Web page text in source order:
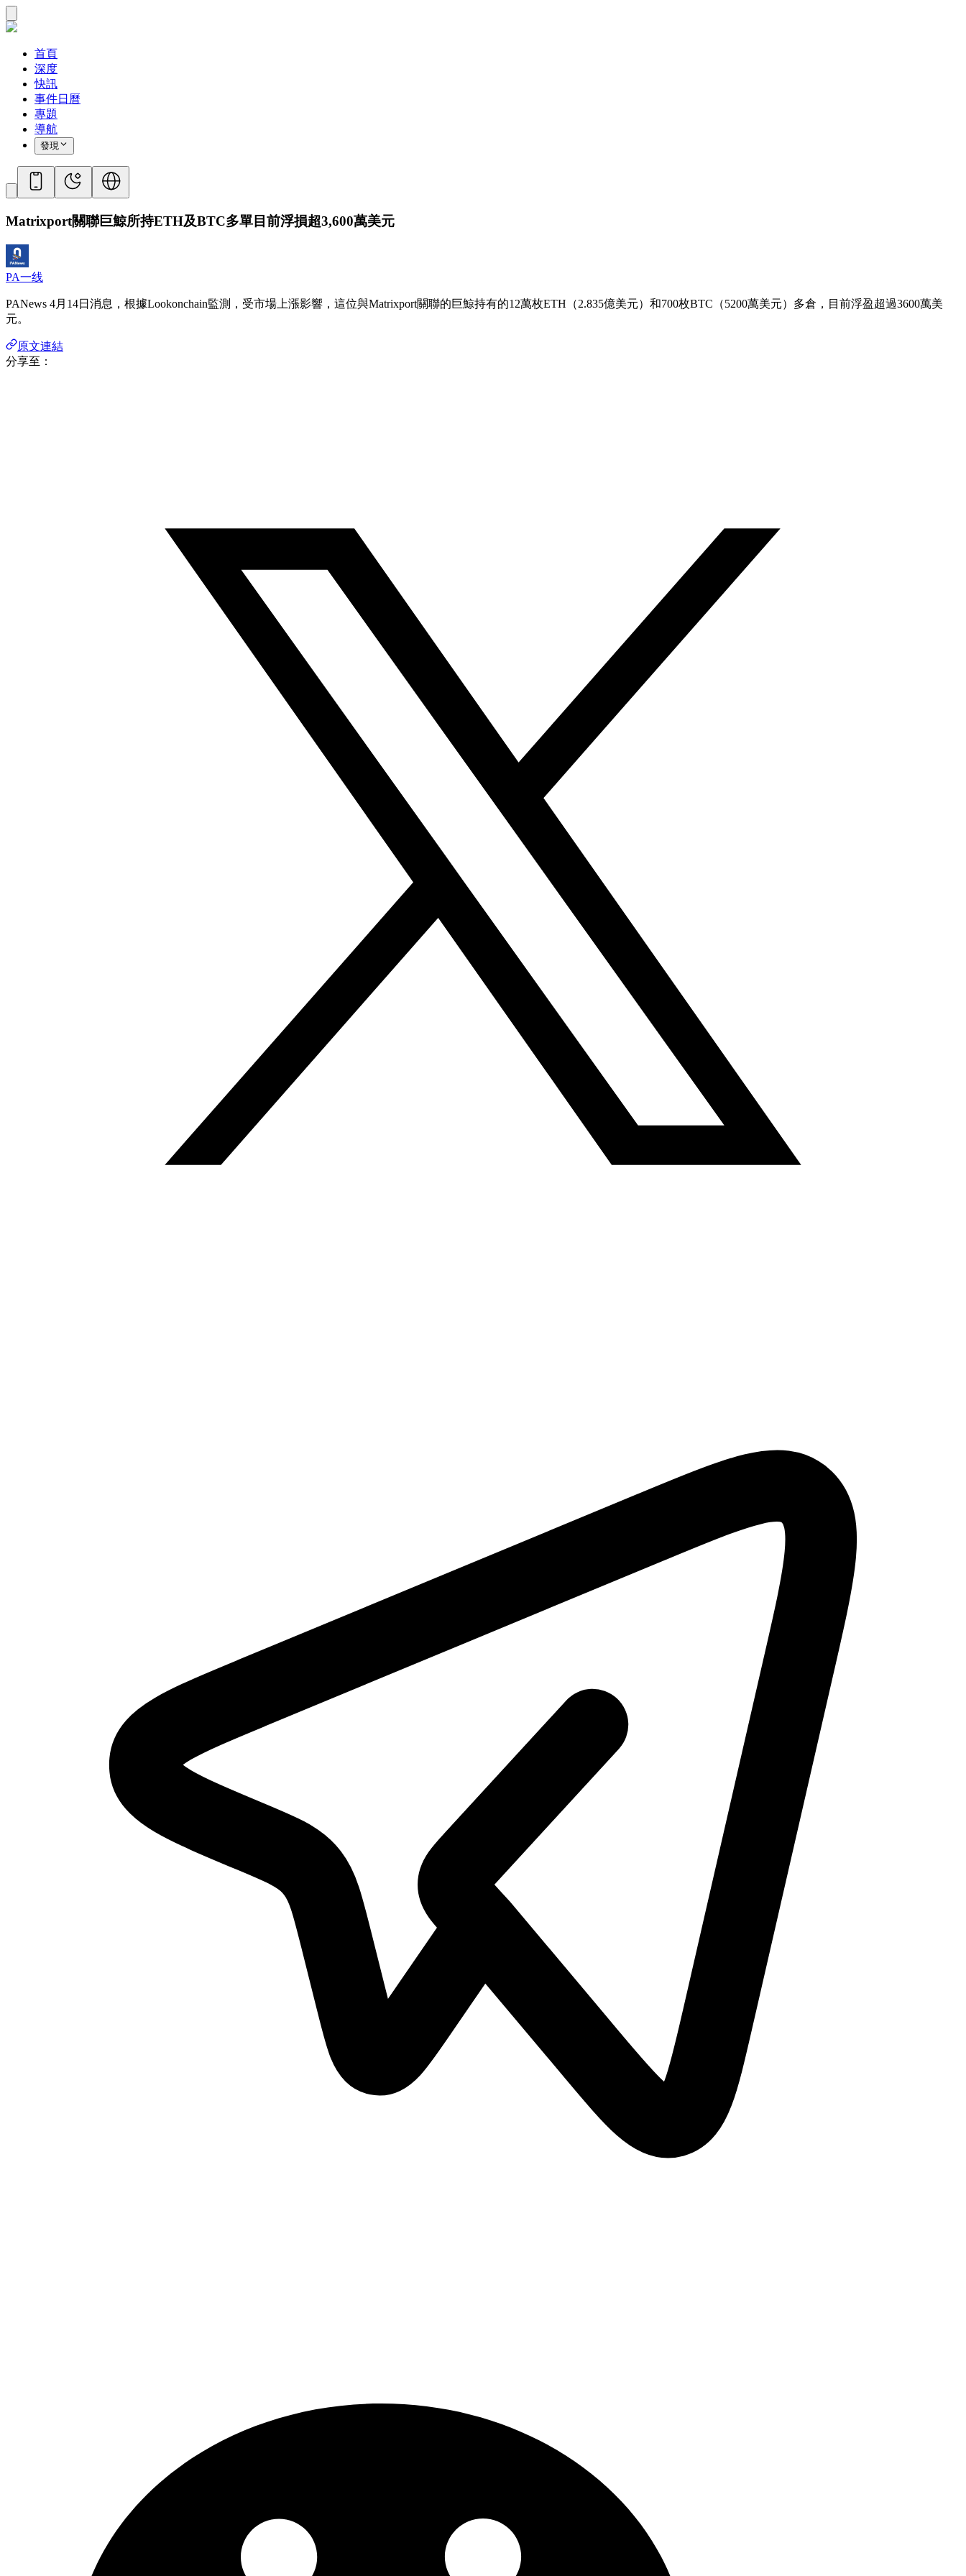
首頁
深度
快訊
事件日曆
專題
導航
發現
Matrixport關聯巨鯨所持ETH及BTC多單目前浮損超3,600萬美元
PA一线
PANews 4月14日消息，根據Lookonchain監測，受市場上漲影響，這位與Matrixport關聯的巨鯨持有的12萬枚ETH（2.835億美元）和700枚BTC（5200萬美元）多倉，目前浮盈超過3600萬美
元。
原文連結
分享至：